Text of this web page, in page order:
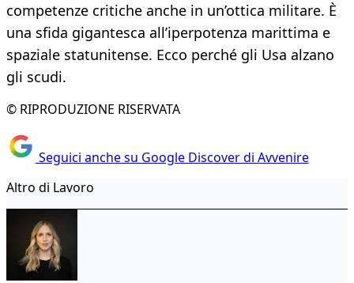
competenze critiche anche in un’ottica militare. È
una sfida gigantesca all’iperpotenza marittima e
spaziale statunitense. Ecco perché gli Usa alzano
gli scudi.
© RIPRODUZIONE RISERVATA
Seguici anche su Google Discover di Avvenire
Altro di Lavoro